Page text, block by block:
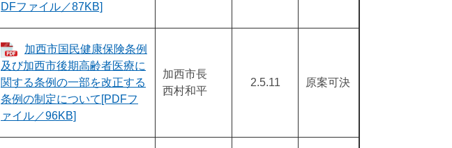
DFファイル／87KB]
加西市国民健康保険条例
及び加西市後期高齢者医療に
関する条例の一部を改正する
条例の制定について[PDFフ
ァイル／96KB]
加西市長
西村和平
2.5.11 原案可決